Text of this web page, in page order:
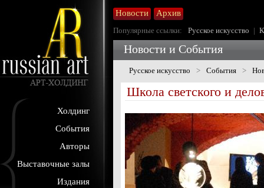
Холдинг
События
Авторы
Выставочные залы
Издания
Новости Архив
Популярные ссылки: Русское искусство |
Новости и События
Русское искусство > События >
Школа светского и